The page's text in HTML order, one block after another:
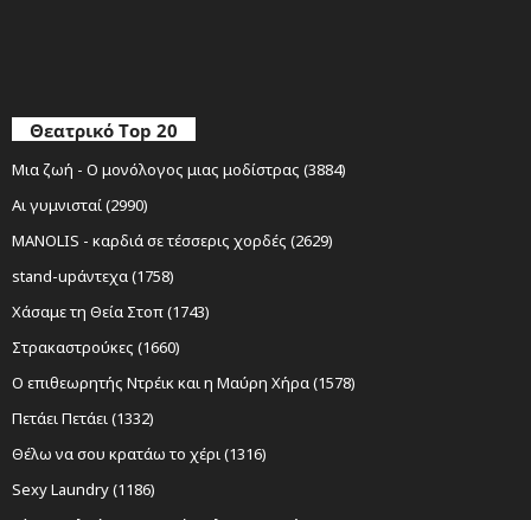
Θεατρικό Top 20
Μια ζωή - Ο μονόλογος μιας μοδίστρας (3884)
Αι γυμνισταί (2990)
MANOLIS - καρδιά σε τέσσερις χορδές (2629)
stand-upάντεχα (1758)
Χάσαμε τη Θεία Στοπ (1743)
Στρακαστρούκες (1660)
Ο επιθεωρητής Ντρέικ και η Μαύρη Χήρα (1578)
Πετάει Πετάει (1332)
Θέλω να σου κρατάω το χέρι (1316)
Sexy Laundry (1186)